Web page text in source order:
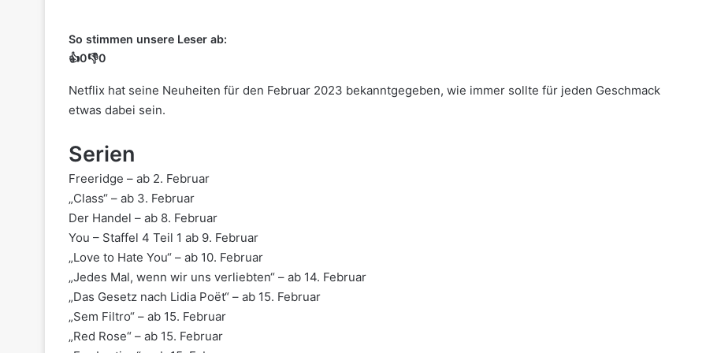
So stimmen unsere Leser ab:
👍0👎0
Netflix hat seine Neuheiten für den Februar 2023 bekanntgegeben, wie immer sollte für jeden Geschmack
etwas dabei sein.
Serien
Freeridge – ab 2. Februar
„Class“ – ab 3. Februar
Der Handel – ab 8. Februar
You – Staffel 4 Teil 1 ab 9. Februar
„Love to Hate You“ – ab 10. Februar
„Jedes Mal, wenn wir uns verliebten“ – ab 14. Februar
„Das Gesetz nach Lidia Poët“ – ab 15. Februar
„Sem Filtro“ – ab 15. Februar
„Red Rose“ – ab 15. Februar